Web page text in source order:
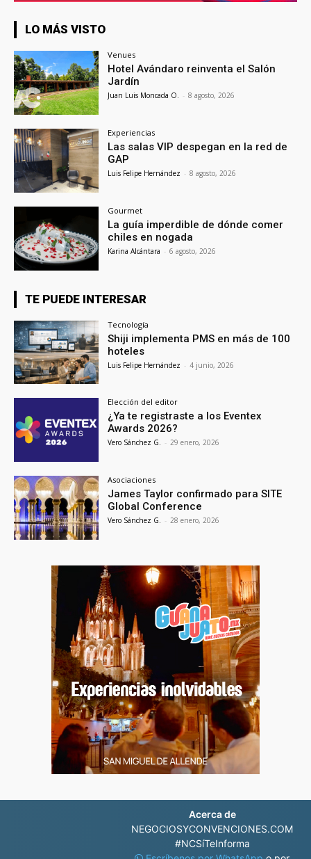
LO MÁS VISTO
Venues
Hotel Avándaro reinventa el Salón
Jardín
Juan Luis Moncada O. - 8 agosto, 2026
Experiencias
Las salas VIP despegan en la red de
GAP
Luis Felipe Hernández - 8 agosto, 2026
Gourmet
La guía imperdible de dónde comer
chiles en nogada
Karina Alcántara - 6 agosto, 2026
TE PUEDE INTERESAR
Tecnología
Shiji implementa PMS en más de 100
hoteles
Luis Felipe Hernández - 4 junio, 2026
Elección del editor
¿Ya te registraste a los Eventex
Awards 2026?
Vero Sánchez G. - 29 enero, 2026
Asociaciones
James Taylor confirmado para SITE
Global Conference
Vero Sánchez G. - 28 enero, 2026
Acerca de
NEGOCIOSYCONVENCIONES.COM
#NCSíTeInforma